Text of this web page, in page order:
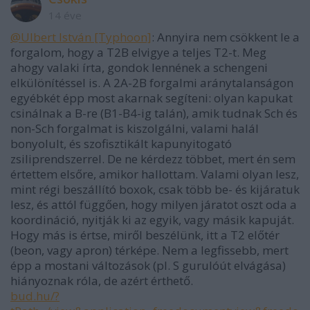
@Ulbert István [Typhoon]: Annyira nem csökkent le a
forgalom, hogy a T2B elvigye a teljes T2-t. Meg
ahogy valaki írta, gondok lennének a schengeni
elkülönítéssel is. A 2A-2B forgalmi aránytalanságon
egyébkét épp most akarnak segíteni: olyan kapukat
csinálnak a B-re (B1-B4-ig talán), amik tudnak Sch és
non-Sch forgalmat is kiszolgálni, valami halál
bonyolult, és szofisztikált kapunyitogató
zsiliprendszerrel. De ne kérdezz többet, mert én sem
értettem elsőre, amikor hallottam. Valami olyan lesz,
mint régi beszállító boxok, csak több be- és kijáratuk
lesz, és attól függően, hogy milyen járatot oszt oda a
koordináció, nyitják ki az egyik, vagy másik kapuját.
Hogy más is értse, miről beszélünk, itt a T2 előtér
(beon, vagy apron) térképe. Nem a legfissebb, mert
épp a mostani változások (pl. S gurulóút elvágása)
hiányoznak róla, de azért érthető.
bud.hu/?